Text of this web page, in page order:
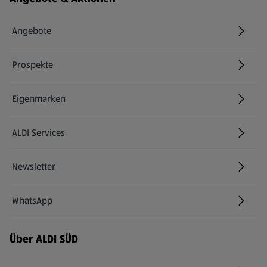
Angebote
Prospekte
Eigenmarken
ALDI Services
Newsletter
WhatsApp
Über ALDI SÜD